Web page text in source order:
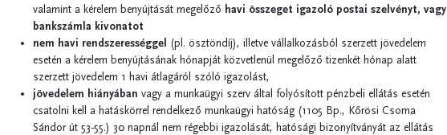
valamint a kérelem benyújtását megelőző havi összeget igazoló postai szelvényt, vagy
bankszámla kivonatot
nem havi rendszerességgel (pl. ösztöndíj), illetve vállalkozásból szerzett jövedelem
esetén a kérelem benyújtásának hónapját közvetlenül megelőző tizenkét hónap alatt
szerzett jövedelem 1 havi átlagáról szóló igazolást,
jövedelem hiányában vagy a munkaügyi szerv által folyósított pénzbeli ellátás esetén
csatolni kell a hatáskörrel rendelkező munkaügyi hatóság (1105 Bp., Kőrösi Csoma
Sándor út 53-55.) 30 napnál nem régebbi igazolását, hatósági bizonyítványát az ellátás